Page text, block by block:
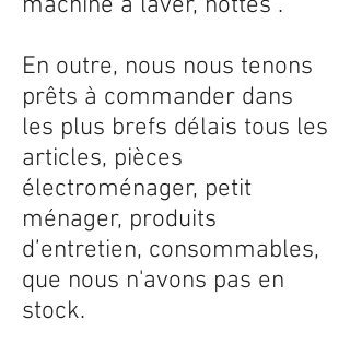
En outre, nous nous tenons
prêts à commander dans
les plus brefs délais tous les
articles, pièces
électroménager, petit
ménager, produits
d’entretien, consommables,
que nous n'avons pas en
stock.